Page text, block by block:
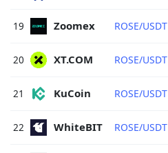
19 Zoomex ROSE/USDT
20 XT.COM ROSE/USDT
21 KuCoin ROSE/USDT
22 WhiteBIT ROSE/USDT